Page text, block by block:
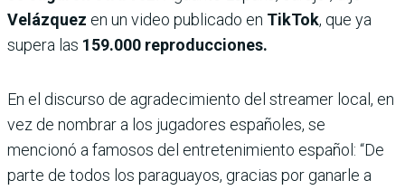
Velázquez en un video publicado en TikTok, que ya
supera las 159.000 reproducciones.
En el discurso de agradecimiento del streamer local, en
vez de nombrar a los jugadores españoles, se
mencionó a famosos del entretenimiento español: “De
parte de todos los paraguayos, gracias por ganarle a